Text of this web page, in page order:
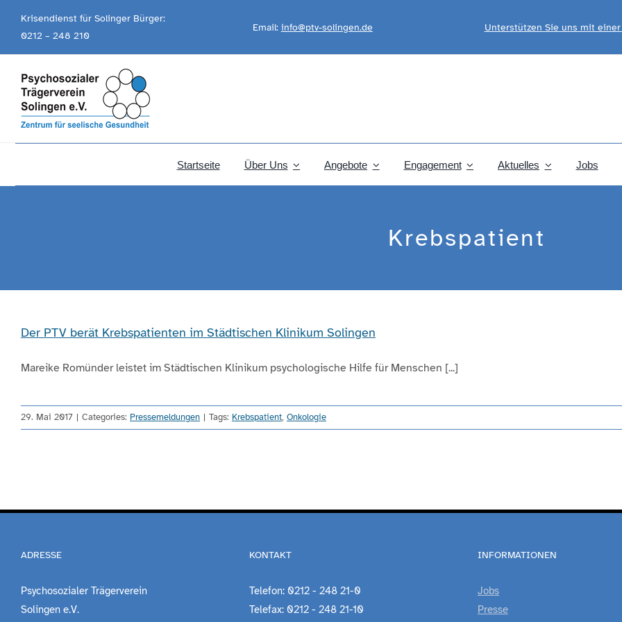
Krisendienst für Solinger Bürger:
0212 – 248 210
Email: info@ptv-solingen.de Unterstützen Sie uns mit einer
Startseite Über Uns Angebote Engagement Aktuelles Jobs
Krebspatient
Der PTV berät Krebspatienten im Städtischen Klinikum Solingen
Mareike Romünder leistet im Städtischen Klinikum psychologische Hilfe für Menschen [...]
29. Mai 2017 | Categories: Pressemeldungen | Tags: Krebspatient, Onkologie
ADRESSE
Psychosozialer Trägerverein
Solingen e.V.
KONTAKT
Telefon: 0212 - 248 21-0
Telefax: 0212 - 248 21-10
INFORMATIONEN
Jobs
Presse